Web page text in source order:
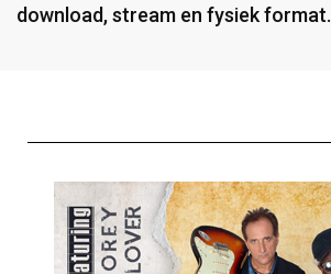
download, stream en fysiek format.